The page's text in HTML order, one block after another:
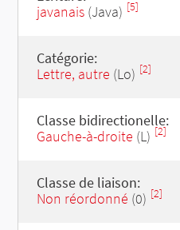
javanais(Java) [5]
Catégorie:
Lettre, autre (Lo) [2]
Classe bidirectionelle:
Gauche-à-droite (L) [2]
Classe de liaison:
Non réordonné (0) [2]